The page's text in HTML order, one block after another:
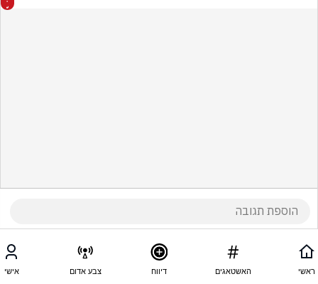
ראשי האשטאגים דיווח צבע אדום אישי